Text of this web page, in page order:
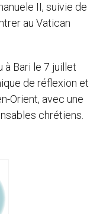
II, suivie de
au Vatican
à Bari le 7 juillet
de réflexion et
Orient, avec une
chrétiens.